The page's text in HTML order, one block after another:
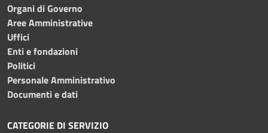
Organi di Governo
Aree Amministrative
Uffici
Enti e fondazioni
Politici
Personale Amministrativo
Documenti e dati
CATEGORIE DI SERVIZIO